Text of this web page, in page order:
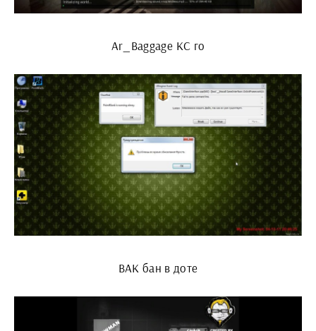
Ar_Baggage КС го
ВАК бан в доте